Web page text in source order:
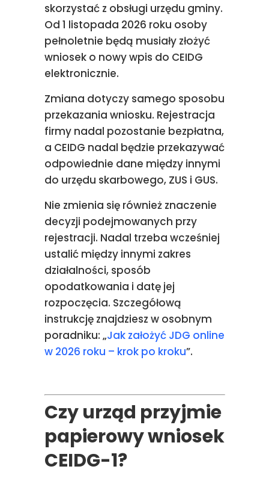
skorzystać z obsługi urzędu gminy.
Od 1 listopada 2026 roku osoby
pełnoletnie będą musiały złożyć
wniosek o nowy wpis do CEIDG
elektronicznie.
Zmiana dotyczy samego sposobu
przekazania wniosku. Rejestracja
firmy nadal pozostanie bezpłatna,
a CEIDG nadal będzie przekazywać
odpowiednie dane między innymi
do urzędu skarbowego, ZUS i GUS.
Nie zmienia się również znaczenie
decyzji podejmowanych przy
rejestracji. Nadal trzeba wcześniej
ustalić między innymi zakres
działalności, sposób
opodatkowania i datę jej
rozpoczęcia. Szczegółową
instrukcję znajdziesz w osobnym
poradniku: „Jak założyć JDG online
w 2026 roku – krok po kroku”.
Czy urząd przyjmie
papierowy wniosek
CEIDG-1?